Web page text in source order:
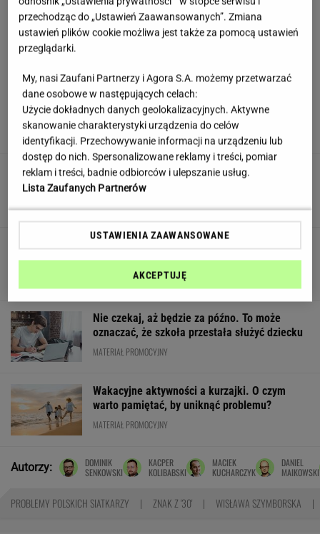
Księżniczka musi iść do wojska. Tyle czasu
spędzi w armii
Urzędnicy pukają do domów. Chcą paragonów
MATERIAŁ PROMOCYJNY
będziemy pod wrażeniem
Nie czekaj, aż będzie za późno. To może
oznaczać, że szkoła przestała służyć dziecku
MATERIAŁ PROMOCYJNY
Wakacyjne aktywności a kurzajki. O czym
warto pamiętać, by uniknąć problemu?
MATERIAŁ PROMOCYJNY
Autorzy:
DOMINIK
SENKOWSKI
KACPER
KOLIBABSKI
MACIEK
KUCHARCZYK
DANIEL
MAIKOWSKI
PROBLEMY POLSKICH SIATKARZY ZNAK Z '30' WISŁAWA SZYMBORSKA
przechodząc do „Ustawień Zaawansowanych”. Zmiana
ustawień plików cookie możliwa jest także za pomocą ustawień
przeglądarki.
My, nasi Zaufani Partnerzy i Agora S.A. możemy przetwarzać
dane osobowe w następujących celach:
Użycie dokładnych danych geolokalizacyjnych. Aktywne
skanowanie charakterystyki urządzenia do celów
identyfikacji. Przechowywanie informacji na urządzeniu lub
dostęp do nich. Spersonalizowane reklamy i treści, pomiar
reklam i treści, badnie odbiorców i ulepszanie usług.
Lista Zaufanych Partnerów
USTAWIENIA ZAAWANSOWANE
AKCEPTUJĘ